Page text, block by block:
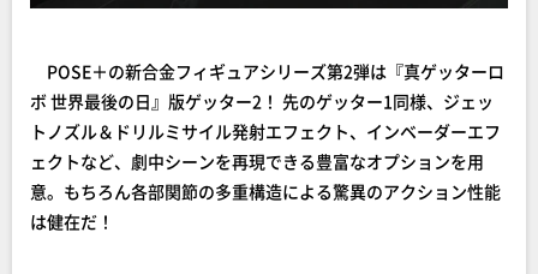
POSE＋の新合金フィギュアシリーズ第2弾は『真ゲッターロ
ボ 世界最後の日』版ゲッター2！ 先のゲッター1同様、ジェッ
トノズル＆ドリルミサイル発射エフェクト、インベーダーエフ
ェクトなど、劇中シーンを再現できる豊富なオプションを用
意。もちろん各部関節の多重構造による驚異のアクション性能
は健在だ！